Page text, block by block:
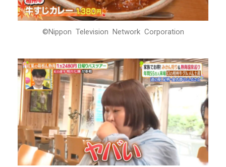
©Nippon Television Network Corporation